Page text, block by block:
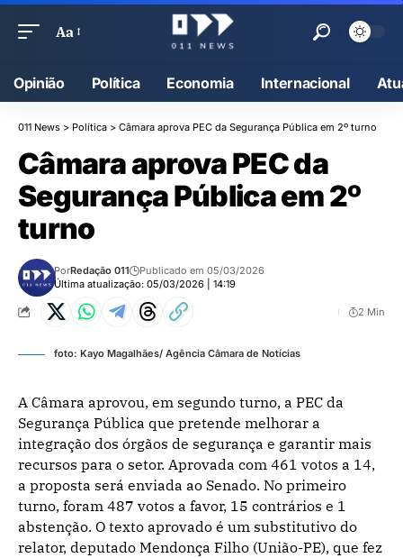
Aa
Opinião Política Economia Internacional
011 News > Política > Câmara aprova PEC da Segurança Pública em 2º turno
Câmara aprova PEC da
Segurança Pública em 2º
turno
Última atualização: 05/03/2026 | 14:19
PorRedação 011 Publicado em 05/03/2026
2 Min
foto: Kayo Magalhães/ Agência Câmara de Notícias
A Câmara aprovou, em segundo turno, a PEC da
Segurança Pública que pretende melhorar a
integração dos órgãos de segurança e garantir mais
recursos para o setor. Aprovada com 461 votos a 14,
a proposta será enviada ao Senado. No primeiro
turno, foram 487 votos a favor, 15 contrários e 1
abstenção. O texto aprovado é um substitutivo do
relator, deputado Mendonça Filho (União-PE), que fez